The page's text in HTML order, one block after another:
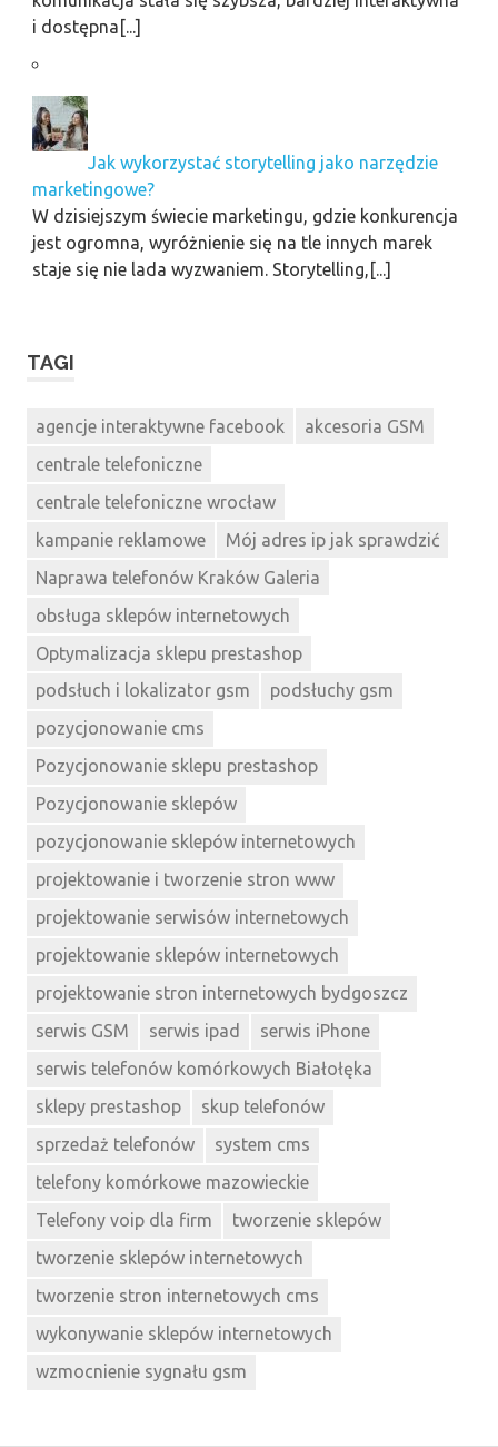
i dostępna[...]
Jak wykorzystać storytelling jako narzędzie
marketingowe?
W dzisiejszym świecie marketingu, gdzie konkurencja
jest ogromna, wyróżnienie się na tle innych marek
staje się nie lada wyzwaniem. Storytelling,[...]
TAGI
agencje interaktywne facebook
akcesoria GSM
centrale telefoniczne
centrale telefoniczne wrocław
kampanie reklamowe
Mój adres ip jak sprawdzić
Naprawa telefonów Kraków Galeria
obsługa sklepów internetowych
Optymalizacja sklepu prestashop
podsłuch i lokalizator gsm
podsłuchy gsm
pozycjonowanie cms
Pozycjonowanie sklepu prestashop
Pozycjonowanie sklepów
pozycjonowanie sklepów internetowych
projektowanie i tworzenie stron www
projektowanie serwisów internetowych
projektowanie sklepów internetowych
projektowanie stron internetowych bydgoszcz
serwis GSM
serwis ipad
serwis iPhone
serwis telefonów komórkowych Białołęka
sklepy prestashop
skup telefonów
sprzedaż telefonów
system cms
telefony komórkowe mazowieckie
Telefony voip dla firm
tworzenie sklepów
tworzenie sklepów internetowych
tworzenie stron internetowych cms
wykonywanie sklepów internetowych
wzmocnienie sygnału gsm